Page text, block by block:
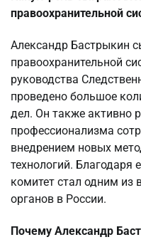
правоохранительной
Александр Бастрыкин
правоохранительной
руководства
проведено большое
дел. Он также активно
профессионализма
внедрением новых
технологий. Благодаря
комитет стал одним из
органов в России.
Почему Александр